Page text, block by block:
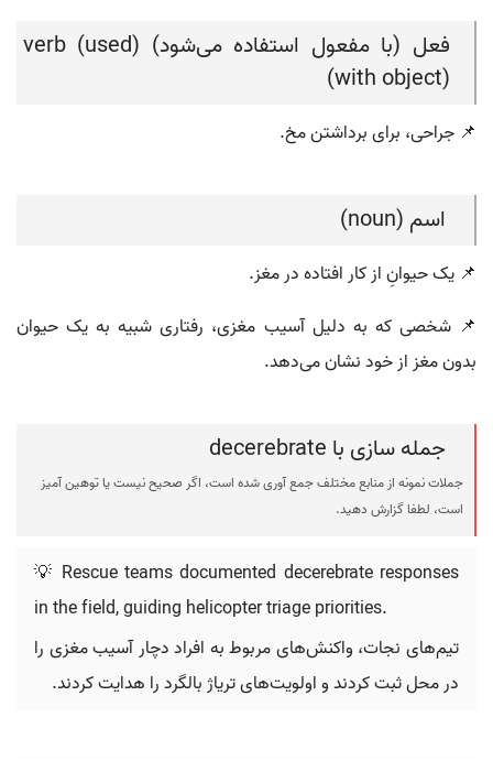
فعل (با مفعول استفاده می‌شود) (verb (used
with object))
📌 جراحی، برای برداشتن مخ.
اسم (noun)
📌 یک حیوانِ از کار افتاده در مغز.
📌 شخصی که به دلیل آسیب مغزی، رفتاری شبیه به یک حیوان
بدون مغز از خود نشان می‌دهد.
جمله سازی با decerebrate
جملات نمونه از منابع مختلف جمع آوری شده است، اگر صحیح نیست یا توهین آمیز
است، لطفا گزارش دهید.
💡 Rescue teams documented decerebrate responses
in the field, guiding helicopter triage priorities.
تیم‌های نجات، واکنش‌های مربوط به افراد دچار آسیب مغزی را
در محل ثبت کردند و اولویت‌های تریاژ بالگرد را هدایت کردند.